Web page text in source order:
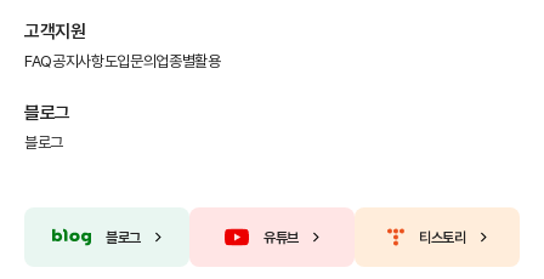
고객지원
FAQ공지사항도입문의 업종별활용
블로그
블로그
블로그 유튜브 티스토리